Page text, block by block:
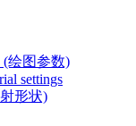
(绘图参数)
settings
射形状)